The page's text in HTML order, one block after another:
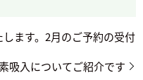
ます。2月のご予約の受付
吸入についてご紹介です